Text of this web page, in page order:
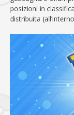
posizioni in
distribuita